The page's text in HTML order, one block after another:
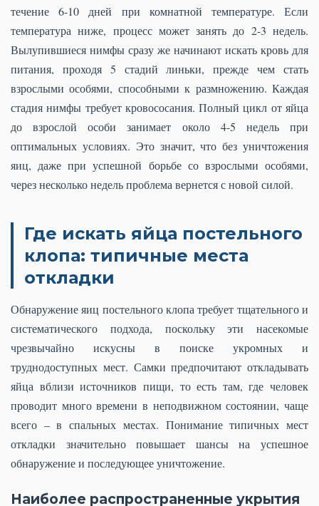
течение 6-10 дней при комнатной температуре. Если
температура ниже, процесс может занять до 2-3 недель.
Вылупившиеся нимфы сразу же начинают искать кровь для
питания, проходя 5 стадий линьки, прежде чем стать
взрослыми особями, способными к размножению. Каждая
стадия нимфы требует кровососания. Полный цикл от яйца
до взрослой особи занимает около 4-5 недель при
оптимальных условиях. Это значит, что без уничтожения
яиц, даже при успешной борьбе со взрослыми особями,
через несколько недель проблема вернется с новой силой.
Где искать яйца постельного
клопа: типичные места
откладки
Обнаружение яиц постельного клопа требует тщательного и
систематического подхода, поскольку эти насекомые
чрезвычайно искусны в поиске укромных и
труднодоступных мест. Самки предпочитают откладывать
яйца вблизи источников пищи, то есть там, где человек
проводит много времени в неподвижном состоянии, чаще
всего – в спальных местах. Понимание типичных мест
откладки значительно повышает шансы на успешное
обнаружение и последующее уничтожение.
Наиболее распространенные укрытия